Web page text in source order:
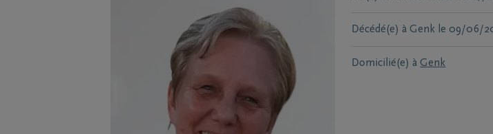
Décédé(e) à Genk le 09/06/
Domicilié(e) à Genk